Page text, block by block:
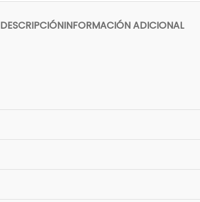
DESCRIPCIÓNINFORMACIÓN ADICIONAL